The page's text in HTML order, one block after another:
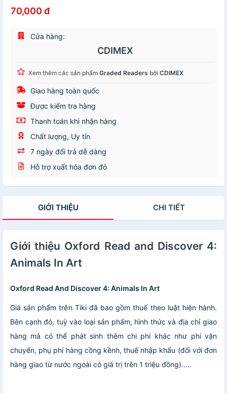
70,000 đ
Cửa hàng:
CDIMEX
Xem thêm các sản phẩm Graded Readers bởi CDIMEX
Giao hàng toàn quốc
Được kiểm tra hàng
Thanh toán khi nhận hàng
Chất lượng, Uy tín
7 ngày đổi trả dễ dàng
Hỗ trợ xuất hóa đơn đỏ
GIỚI THIỆU CHI TIẾT
Giới thiệu Oxford Read and Discover 4:
Animals In Art
Oxford Read And Discover 4: Animals In Art
Giá sản phẩm trên Tiki đã bao gồm thuế theo luật hiện hành.
Bên cạnh đó, tuỳ vào loại sản phẩm, hình thức và địa chỉ giao
hàng mà có thể phát sinh thêm chi phí khác như phí vận
chuyển, phụ phí hàng cồng kềnh, thuế nhập khẩu (đối với đơn
hàng giao từ nước ngoài có giá trị trên 1 triệu đồng).....